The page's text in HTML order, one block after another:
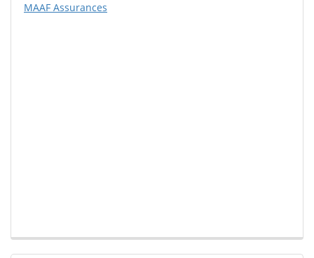
MAAF Assurances